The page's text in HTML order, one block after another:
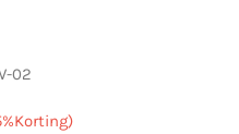
02
%Korting)